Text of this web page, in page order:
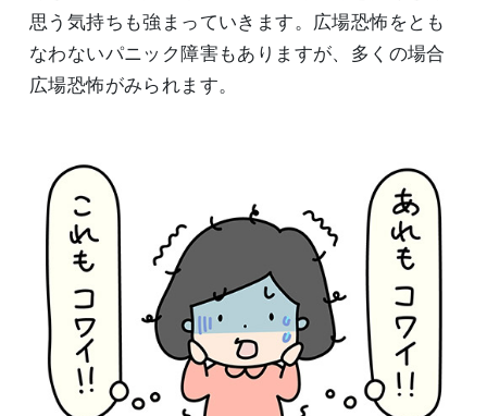
思う気持ちも強まっていきます。広場恐怖をとも
なわないパニック障害もありますが、多くの場合
広場恐怖がみられます。